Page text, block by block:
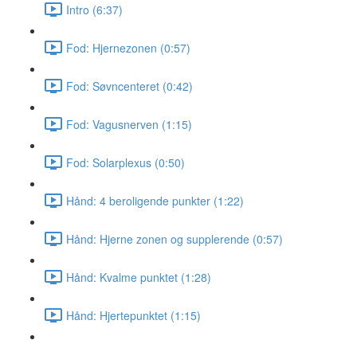
Intro (6:37)
Fod: Hjernezonen (0:57)
Fod: Søvncenteret (0:42)
Fod: Vagusnerven (1:15)
Fod: Solarplexus (0:50)
Hånd: 4 beroligende punkter (1:22)
Hånd: Hjerne zonen og supplerende (0:57)
Hånd: Kvalme punktet (1:28)
Hånd: Hjertepunktet (1:15)